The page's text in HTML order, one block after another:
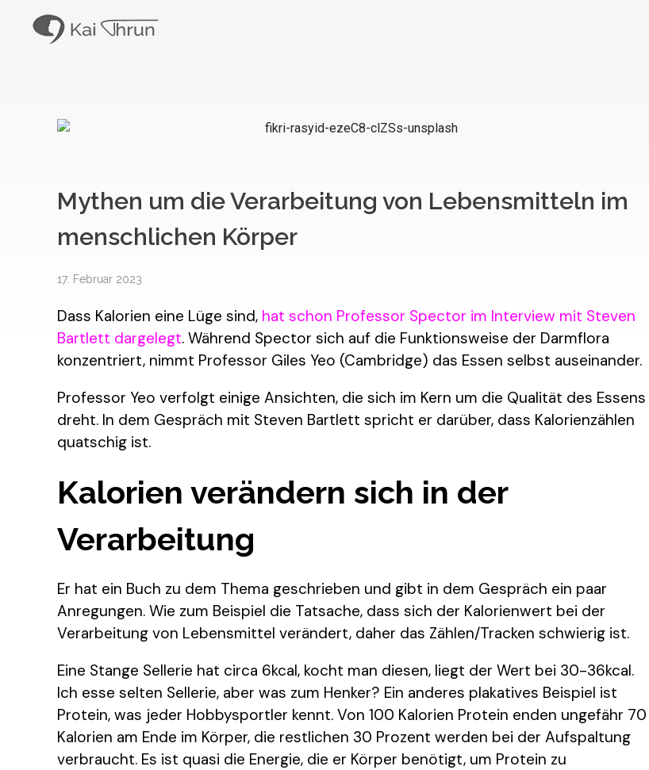
Mythen um die Verarbeitung von Lebensmitteln im
menschlichen Körper
17. Februar 2023
Dass Kalorien eine Lüge sind, hat schon Professor Spector im Interview mit Steven
Bartlett dargelegt. Während Spector sich auf die Funktionsweise der Darmflora
konzentriert, nimmt Professor Giles Yeo (Cambridge) das Essen selbst auseinander.
Professor Yeo verfolgt einige Ansichten, die sich im Kern um die Qualität des Essens
dreht. In dem Gespräch mit Steven Bartlett spricht er darüber, dass Kalorienzählen
quatschig ist.
Kalorien verändern sich in der
Verarbeitung
Er hat ein Buch zu dem Thema geschrieben und gibt in dem Gespräch ein paar
Anregungen. Wie zum Beispiel die Tatsache, dass sich der Kalorienwert bei der
Verarbeitung von Lebensmittel verändert, daher das Zählen/Tracken schwierig ist.
Eine Stange Sellerie hat circa 6kcal, kocht man diesen, liegt der Wert bei 30-36kcal.
Ich esse selten Sellerie, aber was zum Henker? Ein anderes plakatives Beispiel ist
Protein, was jeder Hobbysportler kennt. Von 100 Kalorien Protein enden ungefähr 70
Kalorien am Ende im Körper, die restlichen 30 Prozent werden bei der Aufspaltung
verbraucht. Es ist quasi die Energie, die er Körper benötigt, um Protein zu